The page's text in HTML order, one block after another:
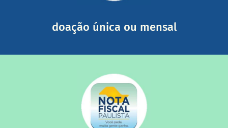
doação única ou mensal
saiba mais